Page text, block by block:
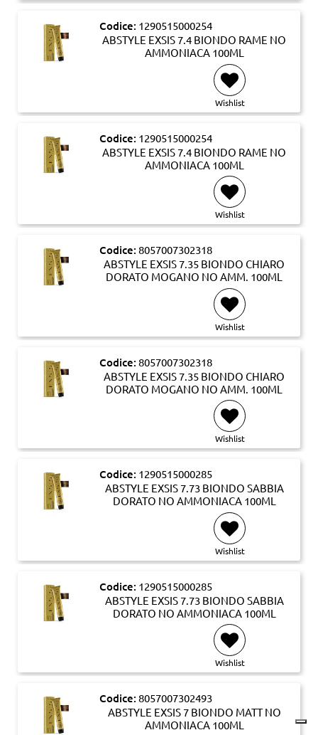
Codice: 1290515000254
ABSTYLE EXSIS 7.4 BIONDO RAME NO
AMMONIACA 100ML
Wishlist
Codice: 1290515000254
ABSTYLE EXSIS 7.4 BIONDO RAME NO
AMMONIACA 100ML
Wishlist
Codice: 8057007302318
ABSTYLE EXSIS 7.35 BIONDO CHIARO
DORATO MOGANO NO AMM. 100ML
Wishlist
Codice: 8057007302318
ABSTYLE EXSIS 7.35 BIONDO CHIARO
DORATO MOGANO NO AMM. 100ML
Wishlist
Codice: 1290515000285
ABSTYLE EXSIS 7.73 BIONDO SABBIA
DORATO NO AMMONIACA 100ML
Wishlist
Codice: 1290515000285
ABSTYLE EXSIS 7.73 BIONDO SABBIA
DORATO NO AMMONIACA 100ML
Wishlist
Codice: 8057007302493
ABSTYLE EXSIS 7 BIONDO MATT NO
AMMONIACA 100ML